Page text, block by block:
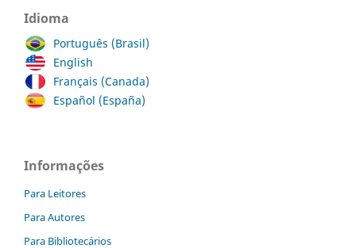
Idioma
Português (Brasil)
English
Français (Canada)
Español (España)
Informações
Para Leitores
Para Autores
Para Bibliotecários